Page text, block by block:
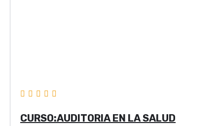
CURSO:AUDITORIA EN LA SALUD